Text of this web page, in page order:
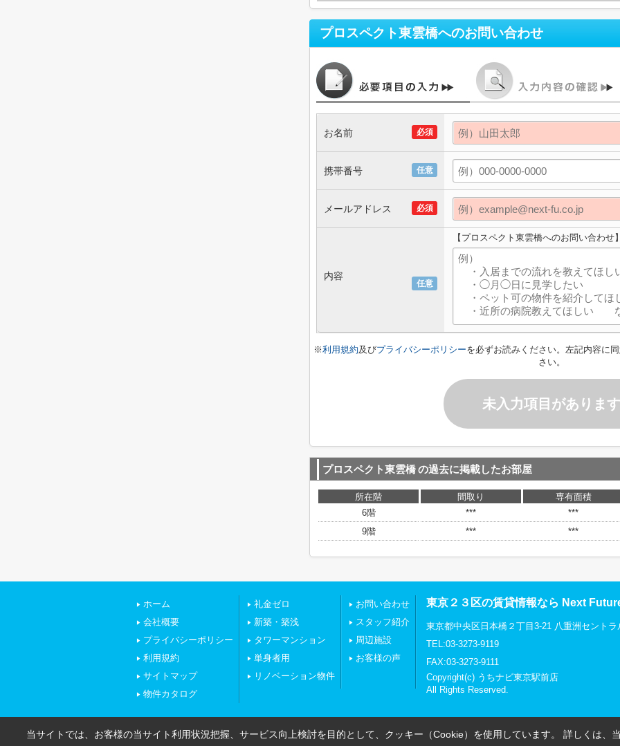
プロスペクト東雲橋へのお問い合わせ
必須
お名前
任意
携帯番号
必須
メールアドレス
任意
内容
【プロスペクト東雲橋へのお問い合わせ
※利用規約及びプライバシーポリシーを必ずお読みください。左記内容に
さい。
未入力項目があります
プロスペクト東雲橋の過去に掲載したお部屋
所在階 間取り
専有面積
6階
***
***
9階
*** ***
ホーム
会社概要
プライバシーポリシー
利用規約
サイトマップ
物件カタログ
礼金ゼロ
新築・築浅
タワーマンション
単身者用
リノベーション物件
お問い合わせ
スタッフ紹介
周辺施設
お客様の声
東京２３区の賃貸情報なら Next
東京都中央区日本橋２丁目3-21 八重洲セントラ
TEL:03-3273-9119
FAX:03-3273-9111
Copyright(c) うちナビ東京駅前店
All Rights Reserved.
当サイトでは、お客様の当サイト利用状況把握、サービス向上検討を目的として、クッキー（Cookie）を使用しています。 詳しくは、